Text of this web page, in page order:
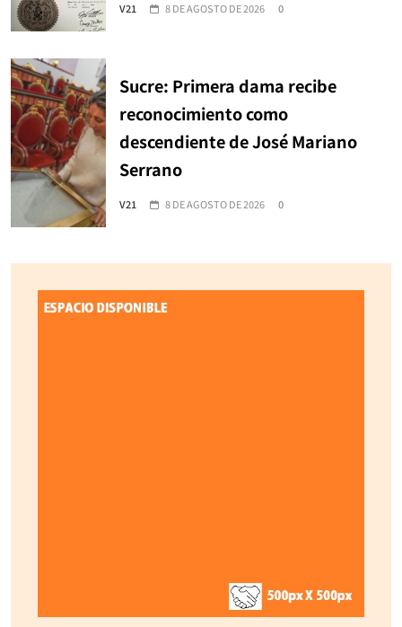
V21 8 DE AGOSTO DE 2026 0
Sucre: Primera dama recibe
reconocimiento como
descendiente de José Mariano
Serrano
V21 8 DE AGOSTO DE 2026 0